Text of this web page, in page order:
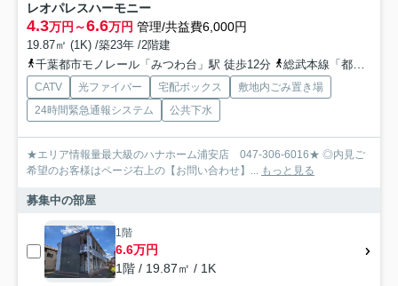
レオパレスハーモニー
4.3万円～6.6万円 管理/共益費6,000円
19.87㎡ (1K) /築23年 /2階建
千葉都市モノレール「みつわ台」駅 徒歩12分
総武本線「都賀」駅 徒歩19分
CATV 光ファイバー 宅配ボックス
敷地内ごみ置き場
24時間緊急通報システム
公共下水
★エリア情報量最大級のハナホーム浦安店 047-306-6016★ ◎内見ご
希望のお客様はページ右上の【お問い合わせ】... もっと見る
募集中の部屋
1階
6.6万円
1階 / 19.87㎡ / 1K